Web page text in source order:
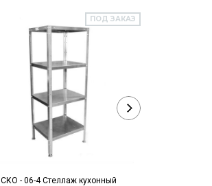
ПОД ЗАКАЗ
СКО - 06-4 Стеллаж кухонный